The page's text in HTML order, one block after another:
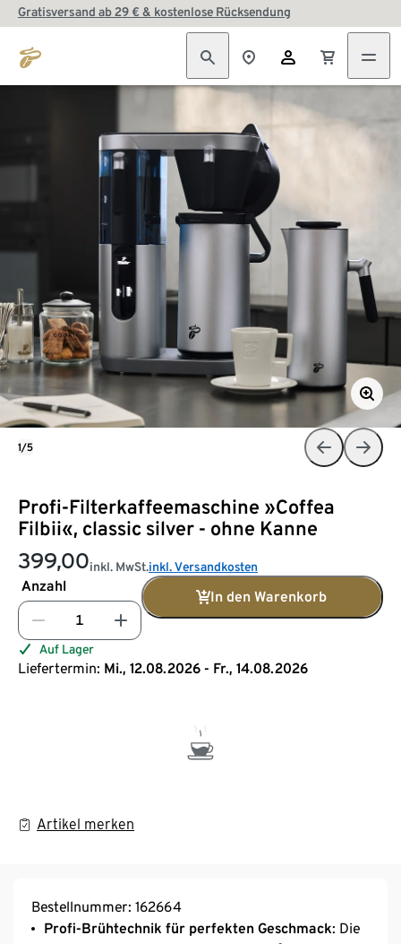
Gratisversand ab 29 € & kostenlose Rücksendung
Profi-Filterkaffeemaschine »Coffea
Filbii«, classic silver - ohne Kanne
399,00inkl. MwSt.inkl. Versandkosten
Anzahl
In den Warenkorb
Auf Lager
Liefertermin: Mi., 12.08.2026 - Fr., 14.08.2026
Artikel merken
1/5
Bestellnummer: 162664
Profi-Brühtechnik für perfekten Geschmack: Die